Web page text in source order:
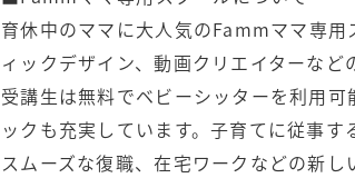
育休中のママに大人気のFammママ専
ィックデザイン、動画クリエイターな
受講生は無料でベビーシッターを利用
ックも充実しています。子育てに従事
スムーズな復職、在宅ワークなどの新し